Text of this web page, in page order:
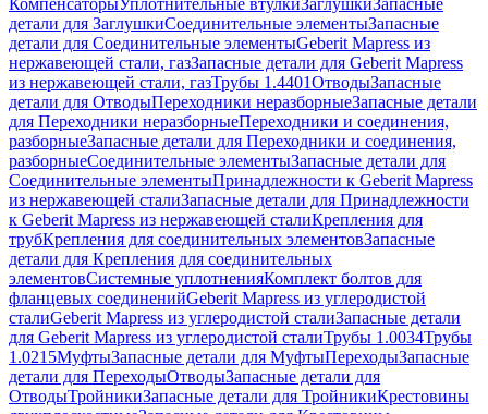
КомпенсаторыУплотнительные втулкиЗаглушкиЗапасные
детали для ЗаглушкиСоединительные элементыЗапасные
детали для Соединительные элементыGeberit Mapress из
нержавеющей стали, газЗапасные детали для Geberit Mapress
из нержавеющей стали, газТрубы 1.4401ОтводыЗапасные
детали для ОтводыПереходники неразборныеЗапасные детали
для Переходники неразборныеПереходники и соединения,
разборныеЗапасные детали для Переходники и соединения,
разборныеСоединительные элементыЗапасные детали для
Соединительные элементыПринадлежности к Geberit Mapress
из нержавеющей сталиЗапасные детали для Принадлежности
к Geberit Mapress из нержавеющей сталиКрепления для
трубКрепления для соединительных элементовЗапасные
детали для Крепления для соединительных
элементовСистемные уплотненияКомплект болтов для
фланцевых соединенийGeberit Mapress из углеродистой
сталиGeberit Mapress из углеродистой сталиЗапасные детали
для Geberit Mapress из углеродистой сталиТрубы 1.0034Трубы
1.0215МуфтыЗапасные детали для МуфтыПереходыЗапасные
детали для ПереходыОтводыЗапасные детали для
ОтводыТройникиЗапасные детали для ТройникиКрестовины